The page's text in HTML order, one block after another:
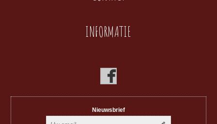
INFORMATIE
Nieuwsbrief